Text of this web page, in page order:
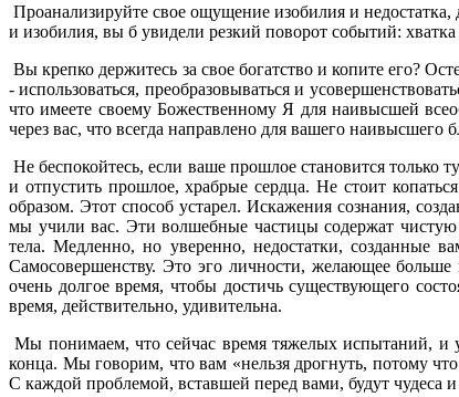
Проанализируйте свое ощущение изобилия и недостатка,
и изобилия, вы б увидели резкий поворот событий:
Вы крепко держитесь за свое богатство и копите его?
- использоваться, преобразовываться и
что имеете своему Божественному Я для наивысшей
через вас, что всегда направлено для вашего наивысшего
Не беспокойтесь, если ваше прошлое становится
и отпустить прошлое, храбрые сердца. Не стоит
образом. Этот способ устарел. Искажения сознания,
мы учили вас. Эти волшебные частицы содержат
тела. Медленно, но уверенно, недостатки,
Самосовершенству. Это эго личности, желающее
очень долгое время, чтобы достичь существующего
время, действительно, удивительна.
Мы понимаем, что сейчас время тяжелых испытаний, и
конца. Мы говорим, что вам «нельзя дрогнуть, потому
С каждой проблемой, вставшей перед вами, будут чудеса